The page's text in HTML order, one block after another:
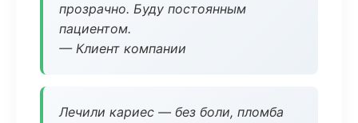
прозрачно. Буду постоянным
пациентом.
— Клиент компании
Лечили кариес — без боли, пломба